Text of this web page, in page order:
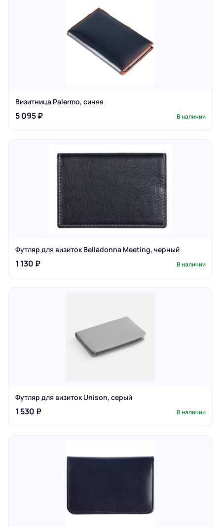
Визитница Palermo, синяя
5 095 ₽ В наличии
Футляр для визиток Belladonna Meeting, черный
1 130 ₽ В наличии
Футляр для визиток Unison, серый
1 530 ₽ В наличии